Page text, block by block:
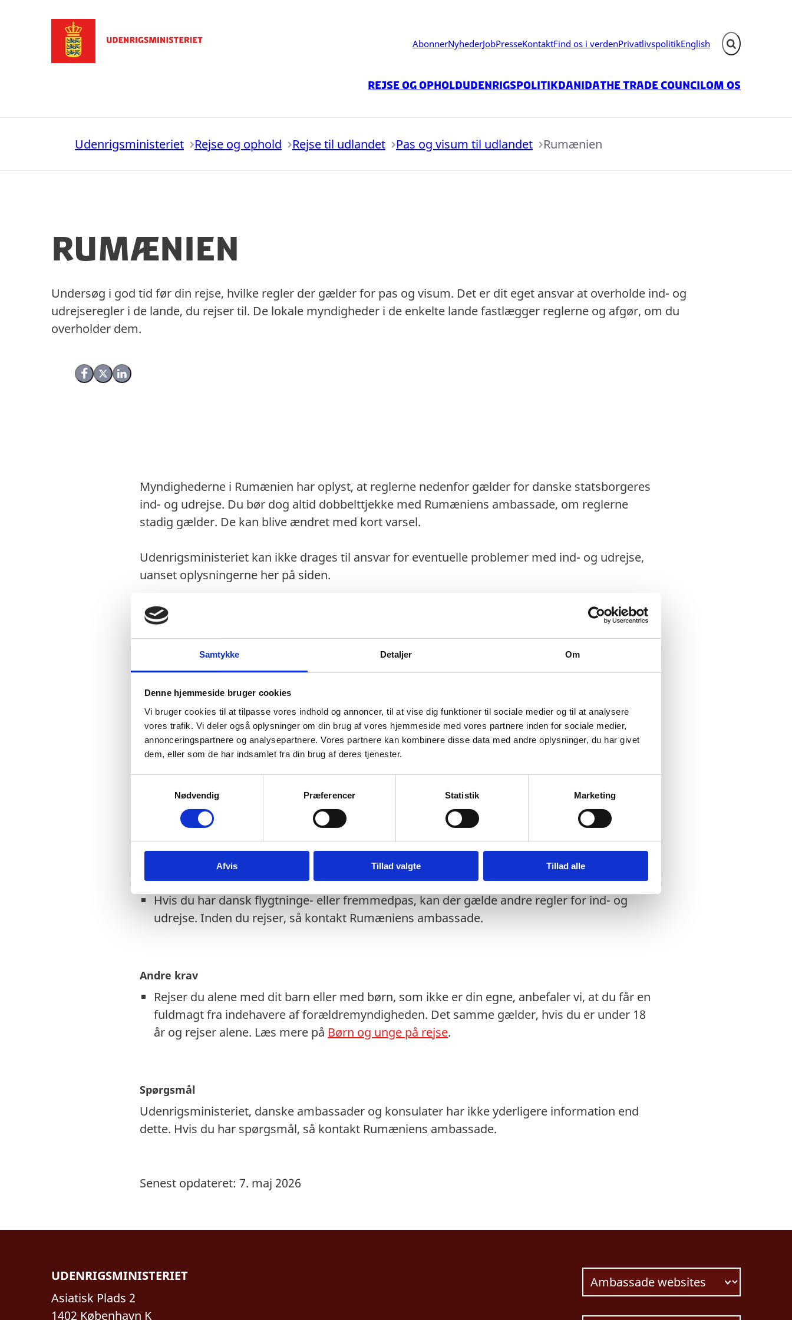
Samtykke Detaljer Om
Denne hjemmeside bruger cookies
Vi bruger cookies til at tilpasse vores indhold og annoncer, til at vise dig funktioner til sociale medier og til at analysere
vores trafik. Vi deler også oplysninger om din brug af vores hjemmeside med vores partnere inden for sociale medier,
annonceringspartnere og analysepartnere. Vores partnere kan kombinere disse data med andre oplysninger, du har givet
dem, eller som de har indsamlet fra din brug af deres tjenester.
v
Nødvendig Præferencer Statistik Marketing
Afvis Tillad valgte Tillad alle
AbonnerNyhederJobPresseKontaktFind os i verdenPrivatlivspolitikEnglish Fold søgefelt ud
Rejse og opholdUdenrigspolitikDanidaThe Trade CouncilOm os
Udenrigsministeriet Rejse og ophold Rejse til udlandet Pas og visum til udlandet Rumænien
Rumænien
Del på Facebook
Del på X (Twitter)
Del på LinkedIn
Undersøg i god tid før din rejse, hvilke regler der gælder for pas og visum. Det er dit eget ansvar at overholde ind- og
udrejseregler i de lande, du rejser til. De lokale myndigheder i de enkelte lande fastlægger reglerne og afgør, om du
overholder dem.
Myndighederne i Rumænien har oplyst, at reglerne nedenfor gælder for danske statsborgeres
ind- og udrejse. Du bør dog altid dobbelttjekke med Rumæniens ambassade, om reglerne
stadig gælder. De kan blive ændret med kort varsel.
Udenrigsministeriet kan ikke drages til ansvar for eventuelle problemer med ind- og udrejse,
uanset oplysningerne her på siden.
Visum
Visumfri (ophold i maks. 90 dage).
Pas skal være gyldigt i 3 måneder ud over opholdets varighed.
Passet må ikke være beskadiget.
Danske nødpas (provisoriske pas) anerkendes ved ind- og udrejse.
EU-nødpas anerkendes ved ind- og udrejse.
Tjek på forhånd om et eventuelt transitland på rejsen anerkender et dansk nødpas eller et
EU-nødpas. Kontakt transitlandets ambassade.
Visse viseringer og stempler i dit pas kan medføre, at du kan blive nægtet indrejse.
Hvis du har dansk flygtninge- eller fremmedpas, kan der gælde andre regler for ind- og
udrejse. Inden du rejser, så kontakt Rumæniens ambassade.
Andre krav
Rejser du alene med dit barn eller med børn, som ikke er din egne, anbefaler vi, at du får en
fuldmagt fra indehavere af forældremyndigheden. Det samme gælder, hvis du er under 18
år og rejser alene. Læs mere på Børn og unge på rejse.
Spørgsmål
Udenrigsministeriet, danske ambassader og konsulater har ikke yderligere information end
dette. Hvis du har spørgsmål, så kontakt Rumæniens ambassade.
Senest opdateret: 7. maj 2026
UDENRIGSMINISTERIET
Asiatisk Plads 2
1402 København K